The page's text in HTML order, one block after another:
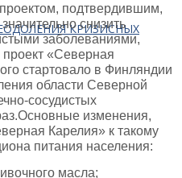
КРИЗИСНЫХ
подтвердившим,
снизить
заболеваниями,
«Северная
стартовало в Финляндии
области Северной
сосудистых
изменения,
Карелия» к такому
питания населения:
масла;